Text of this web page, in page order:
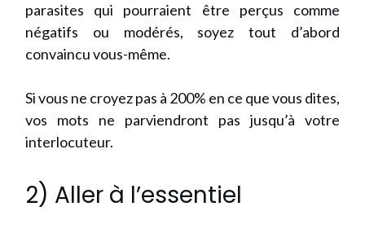
parasites qui pourraient être perçus comme
négatifs ou modérés, soyez tout d’abord
convaincu vous-même.
Si vous ne croyez pas à 200% en ce que vous dites,
vos mots ne parviendront pas jusqu’à votre
interlocuteur.
2) Aller à l’essentiel